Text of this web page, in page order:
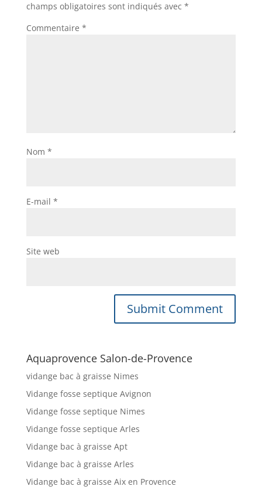
champs obligatoires sont indiqués avec *
Commentaire *
Nom *
E-mail *
Site web
Aquaprovence Salon-de-Provence
vidange bac à graisse Nimes
Vidange fosse septique Avignon
Vidange fosse septique Nimes
Vidange fosse septique Arles
Vidange bac à graisse Apt
Vidange bac à graisse Arles
Vidange bac à graisse Aix en Provence